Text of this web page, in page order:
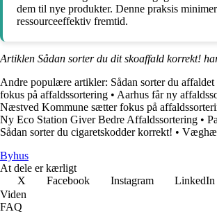
dem til nye produkter. Denne praksis
ressourceeffektiv fremtid.
Artiklen Sådan sorter du dit skoaffald korrekt!
Andre populære artikler: Sådan sorter du
fokus på affaldssortering • Aarhus får ny
Næstved Kommune sætter fokus på
Ny Eco Station Giver Bedre Affaldssortering •
Sådan sorter du cigaretskodder korrekt! •
Byhus
At dele er kærligt
X
Facebook Instagram LinkedIn
Viden
FAQ